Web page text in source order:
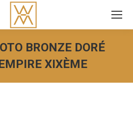
BRONZE DORÉ
XIXÈME
Vous êtes ici :